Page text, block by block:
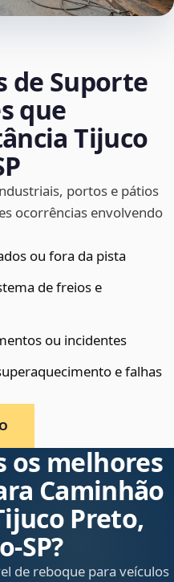
de Suporte
que
Tijuco
portos e pátios
ocorrências envolvendo
ou fora da pista
de freios e
ou incidentes
e falhas
os melhores
Caminhão
Preto,
de reboque para veículos